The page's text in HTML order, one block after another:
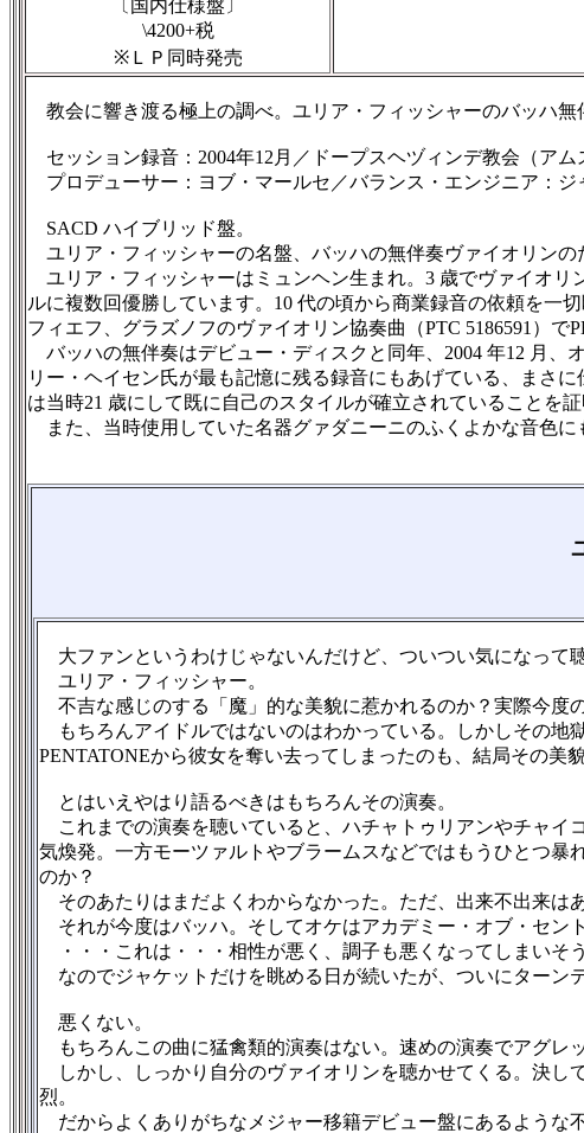
〔国内仕様盤〕
\4200+税
※ＬＰ同時発売
教会に響き渡る極上の調べ。ユリア・フィッシャーのバッハ無
セッション録音：2004年12月／ドープスヘヅィンデ教会（アム
プロデューサー：ヨブ・マールセ／バランス・エンジニア：
SACD ハイブリッド盤。
ユリア・フィッシャーの名盤、バッハの無伴奏ヴァイオリンの
ユリア・フィッシャーはミュンヘン生まれ。3 歳でヴァイオリ
ルに複数回優勝しています。10 代の頃から商業録音の依頼を一
フィエフ、グラズノフのヴァイオリン協奏曲（PTC 5186591）
バッハの無伴奏はデビュー・ディスクと同年、2004 年12 月、
リー・ヘイセン氏が最も記憶に残る録音にもあげている、まさ
は当時21 歳にして既に自己のスタイルが確立されていることを証
また、当時使用していた名器グァダニーニのふくよかな音色に
大ファンというわけじゃないんだけど、ついつい気になって
ユリア・フィッシャー。
不吉な感じのする「魔」的な美貌に惹かれるのか？実際今度
もちろんアイドルではないのはわかっている。しかしその地
PENTATONEから彼女を奪い去ってしまったのも、結局その美
とはいえやはり語るべきはもちろんその演奏。
これまでの演奏を聴いていると、ハチャトゥリアンやチャイ
気煥発。一方モーツァルトやブラームスなどではもうひとつ
のか？
そのあたりはまだよくわからなかった。ただ、出来不出来は
それが今度はバッハ。そしてオケはアカデミー・オブ・セン
・・・これは・・・相性が悪く、調子も悪くなってしまいそ
なのでジャケットだけを眺める日が続いたが、ついにターン
悪くない。
もちろんこの曲に猛禽類的演奏はない。速めの演奏でアグレ
しかし、しっかり自分のヴァイオリンを聴かせてくる。決し
烈。
だからよくありがちなメジャー移籍デビュー盤にあるような